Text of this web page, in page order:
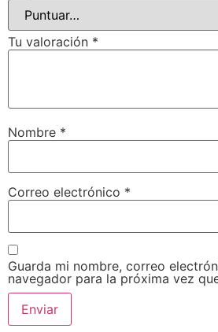
Tu valoración *
Nombre *
Correo electrónico *
Guarda mi nombre, correo
navegador para la próxima vez